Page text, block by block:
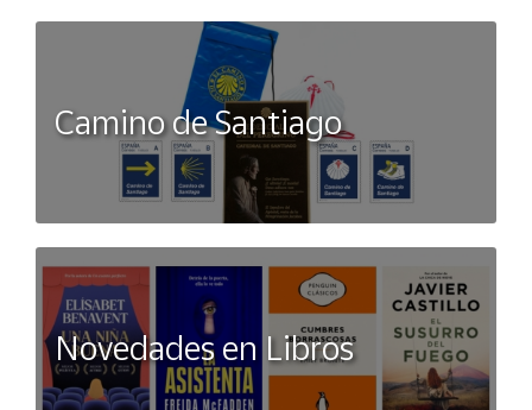
Camino de Santiago
Novedades en Libros